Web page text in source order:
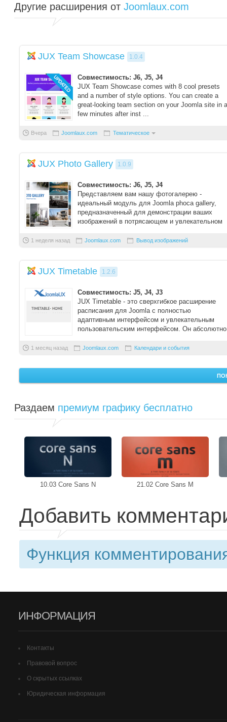
Другие расширения от Joomlaux.com
JUX Team Showcase 1.0.4
Совместимость: J6, J5, J4
JUX Team Showcase comes with 8 cool presets
and a number of style options. You can create a
great-looking team section on your Joomla site in a
few minutes after inst ...
Вчера Joomlaux.com Тематическое
JUX Photo Gallery 1.0.9
Совместимость: J6, J5, J4
Представляем вам нашу фотогалерею -
идеальный модуль для Joomla phoca gallery,
предназначенный для демонстрации ваших
изображений в потрясающем и увлекательном
1 неделя назад Joomlaux.com Вывод изображений
JUX Timetable 1.2.6
Совместимость: J5, J4, J3
JUX Timetable - это сверхгибкое расширение
расписания для Joomla с полностью
адаптивным интерфейсом и увлекательным
пользовательским интерфейсом. Он абсолютно
1 месяц назад Joomlaux.com Календари и события
Раздаем премиум графику бесплатно
10.03 Core Sans N 21.02 Core Sans M
Добавить
Функция
ИНФОРМАЦИЯ
Контакты
Правовой вопрос
О скрытых ссылках
Юридическая информация